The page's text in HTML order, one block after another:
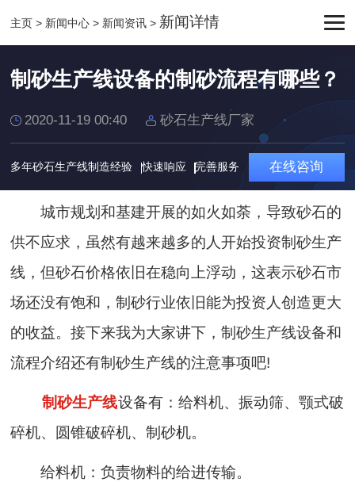
主页 > 新闻中心 > 新闻资讯 > 新闻详情
制砂生产线设备的制砂流程有哪些？
2020-11-19 00:40 砂石生产线厂家
多年砂石生产线制造经验 快速响应 完善服务 在线咨询
城市规划和基建开展的如火如荼，导致砂石的
供不应求，虽然有越来越多的人开始投资制砂生产
线，但砂石价格依旧在稳向上浮动，这表示砂石市
场还没有饱和，制砂行业依旧能为投资人创造更大
的收益。接下来我为大家讲下，制砂生产线设备和
流程介绍还有制砂生产线的注意事项吧!
制砂生产线设备有：给料机、振动筛、颚式破
碎机、圆锥破碎机、制砂机。
给料机：负责物料的给进传输。